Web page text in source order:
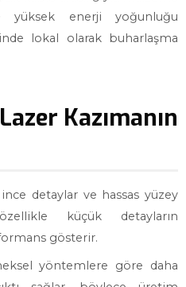
yüksek enerji yoğunluğu
lokal olarak buharlaşma
Kazımanın
detaylar ve hassas yüzey
küçük detayların
gösterir.
yöntemlere göre daha